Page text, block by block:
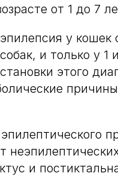
от 1 до 7
у
и только у 1
этого
и